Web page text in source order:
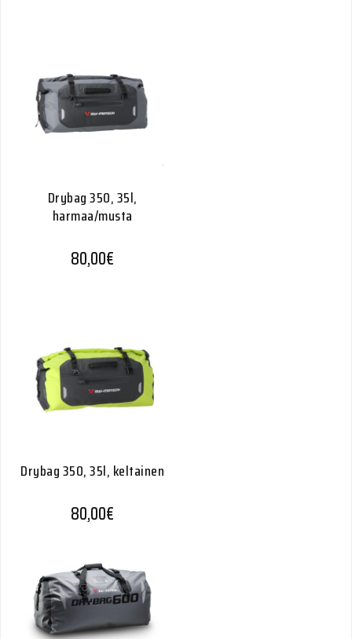
Drybag 350, 35l,
harmaa/musta
80,00€
Drybag 350, 35l, keltainen
80,00€